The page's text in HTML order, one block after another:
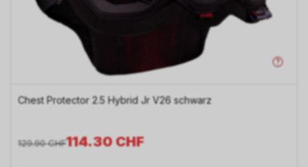
Chest Protector 2.5 Hybrid Jr V26 schwarz
114.30CHF
129.90 CHF